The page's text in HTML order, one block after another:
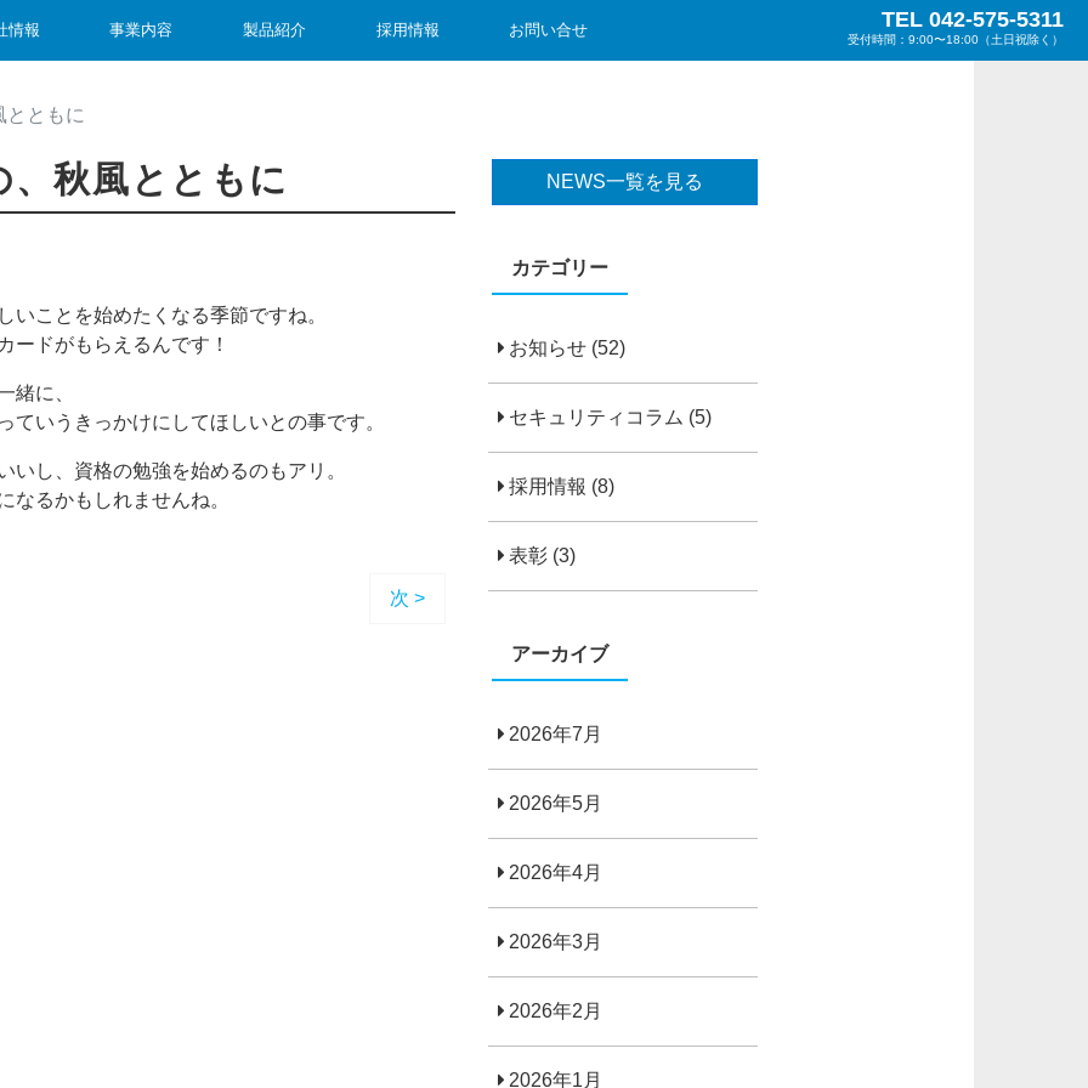
情報 事業内容 製品紹介 採用情報 お問い合せ TEL 042-575-5311
受付時間：9:00〜18:00（土日祝除く）
とともに
秋風とともに
ことを始めたくなる季節ですね。
ードがもらえるんです！
緒に、
いうきっかけにしてほしいとの事です。
し、資格の勉強を始めるのもアリ。
なるかもしれませんね。
次 >
NEWS一覧を見る
カテゴリー
お知らせ (52)
セキュリティコラム (5)
採用情報 (8)
表彰 (3)
アーカイブ
2026年7月
2026年5月
2026年4月
2026年3月
2026年2月
2026年1月